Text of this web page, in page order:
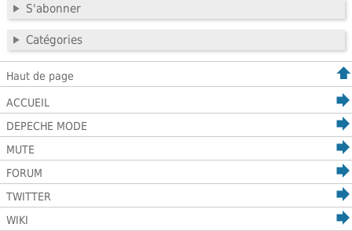
S'abonner
Catégories
Haut de page
ACCUEIL
DEPECHE MODE
MUTE
FORUM
TWITTER
WIKI